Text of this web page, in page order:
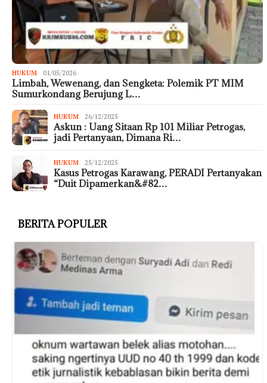
HUKUM 01/05/2026
Limbah, Wewenang, dan Sengketa: Polemik PT MIM
Sumurkondang Berujung L…
HUKUM 26/12/2025
Askun : Uang Sitaan Rp 101 Miliar Petrogas,
jadi Pertanyaan, Dimana Ri…
HUKUM 25/12/2025
Kasus Petrogas Karawang, PERADI Pertanyakan
“Duit Dipamerkan&#82…
BERITA POPULER